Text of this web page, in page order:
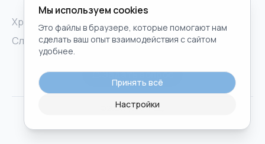
Хронология событий
Словарь
Телеграм-бот
Задать вопрос
© 2024 Русский код.
Мы используем cookies
Это файлы в браузере, которые помогают нам
сделать ваш опыт взаимодействия с сайтом
удобнее.
Принять всё
Настройки